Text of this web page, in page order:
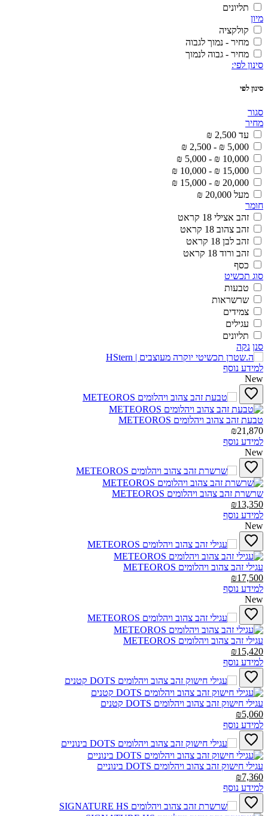
תליונים
מיון
קולקציה
מחיר - נמוך לגבוה
מחיר - גבוה לנמוך
סינון לפי:
סינון לפי
סגור
מחיר
עד 2,500 ₪
5,000 ₪ - 2,500 ₪
10,000 ₪ - 5,000 ₪
15,000 ₪ - 10,000 ₪
20,000 ₪ - 15,000 ₪
מעל 20,000 ₪
חומר
זהב אצילי 18 קראט
זהב צהוב 18 קראט
זהב לבן 18 קראט
זהב ורוד 18 קראט
כסף
סוג תכשיט
טבעות
שרשראות
צמידים
עגילים
תליונים
סנן נקה
למידע נוסף
New
טבעת זהב צהוב ויהלומים METEOROS‎
₪21,870
למידע נוסף
New
שרשרת זהב צהוב ויהלומים METEOROS‎
₪13,350
למידע נוסף
New
עגילי זהב צהוב ויהלומים METEOROS‎
₪17,500
למידע נוסף
New
עגילי זהב צהוב ויהלומים METEOROS‎
₪15,420
למידע נוסף
עגילי חישוק זהב צהוב ויהלומים DOTS קטנים‎
₪5,060
למידע נוסף
עגילי חישוק זהב צהוב ויהלומים DOTS בינוניים‎
₪7,360
למידע נוסף